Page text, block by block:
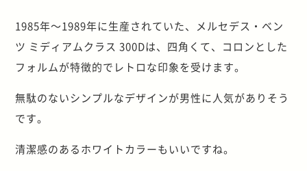
1985年～1989年に生産されていた、メルセデス・ベン
ツ ミディアムクラス 300Dは、四角くて、コロンとした
フォルムが特徴的でレトロな印象を受けます。
無駄のないシンプルなデザインが男性に人気がありそう
です。
清潔感のあるホワイトカラーもいいですね。